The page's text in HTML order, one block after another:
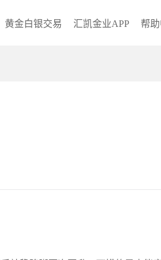
黄金白银交易 汇凯金业APP 帮